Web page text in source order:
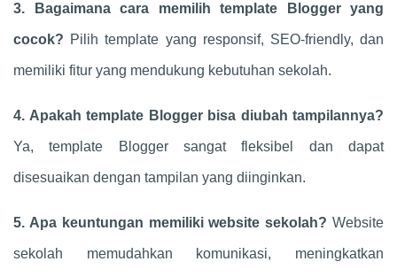
3. Bagaimana cara memilih template Blogger yang
cocok? Pilih template yang responsif, SEO-friendly, dan
memiliki fitur yang mendukung kebutuhan sekolah.
4. Apakah template Blogger bisa diubah tampilannya?
Ya, template Blogger sangat fleksibel dan dapat
disesuaikan dengan tampilan yang diinginkan.
5. Apa keuntungan memiliki website sekolah? Website
sekolah memudahkan komunikasi, meningkatkan